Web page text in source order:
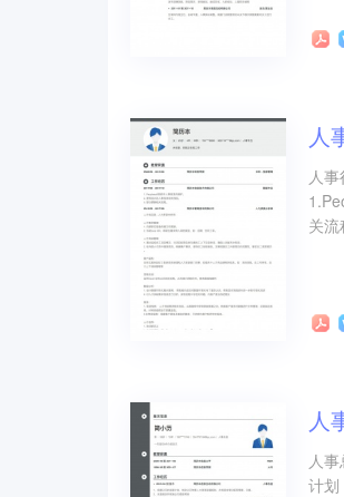
人
人
关流
人
人
计划